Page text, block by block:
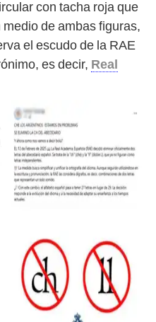
con tacha roja que
de ambas figuras,
el escudo de la RAE
es decir, Real